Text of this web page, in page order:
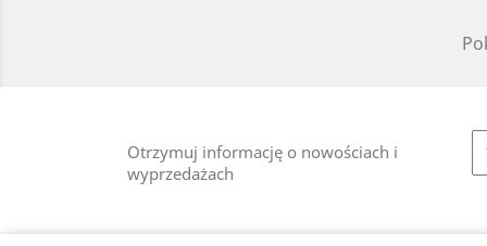
Otrzymuj informację o nowościach i
wyprzedażach